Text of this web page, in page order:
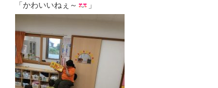
「かわいいねぇ～ 」